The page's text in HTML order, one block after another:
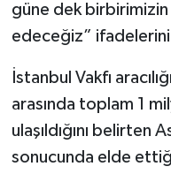
güne dek
edeceğiz” ifadelerini
İstanbul Vakfı
arasında toplam 1
ulaşıldığını belirten
sonucunda elde